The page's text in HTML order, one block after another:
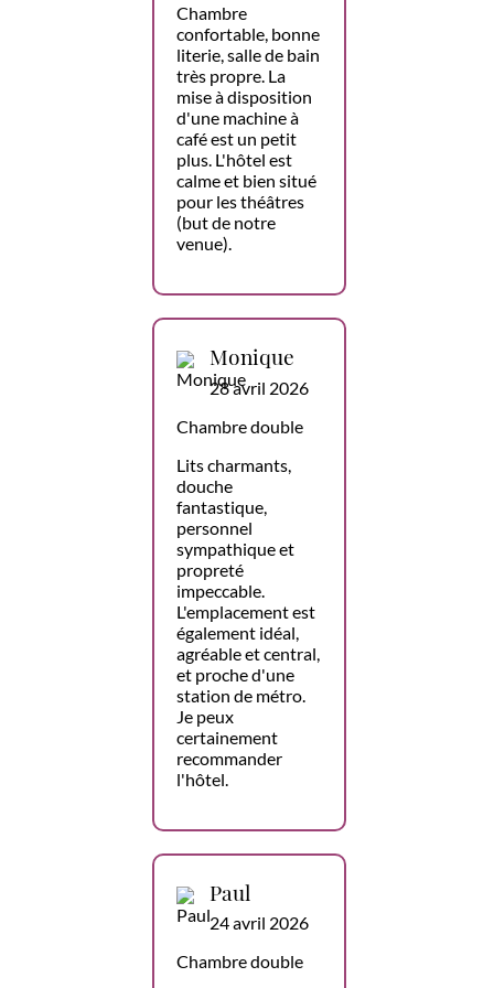
Chambre
confortable, bonne
literie, salle de bain
très propre. La
mise à disposition
d'une machine à
café est un petit
plus. L'hôtel est
calme et bien situé
pour les théâtres
(but de notre
venue).
Monique
28 avril 2026
Chambre double
Lits charmants,
douche
fantastique,
personnel
sympathique et
propreté
impeccable.
L'emplacement est
également idéal,
agréable et central,
et proche d'une
station de métro.
Je peux
certainement
recommander
l'hôtel.
Paul
24 avril 2026
Chambre double